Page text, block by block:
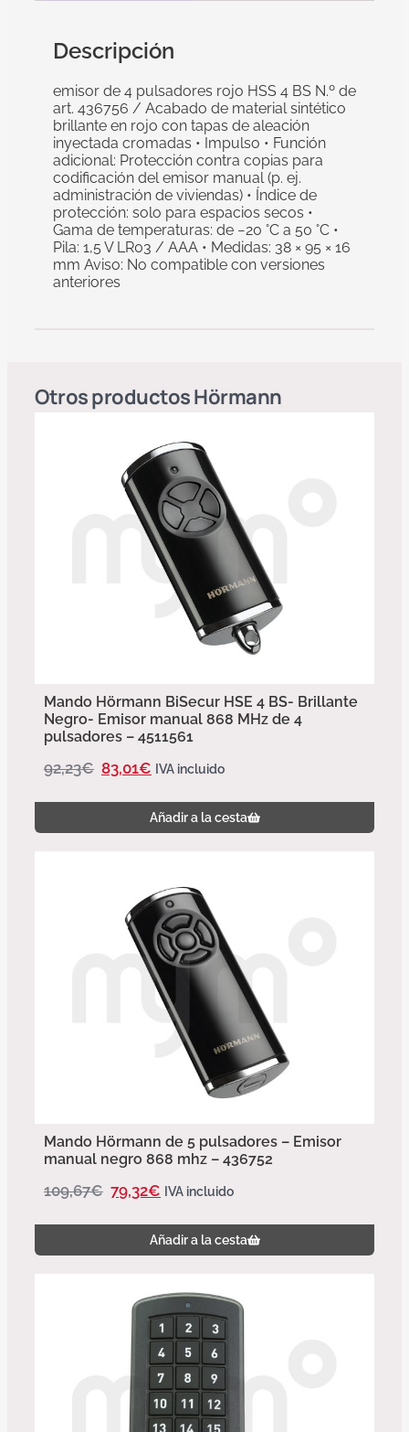
Descripción
emisor de 4 pulsadores rojo HSS 4 BS N.º de
art. 436756 / Acabado de material sintético
brillante en rojo con tapas de aleación
inyectada cromadas • Impulso • Función
adicional: Protección contra copias para
codificación del emisor manual (p. ej.
administración de viviendas) • Índice de
protección: solo para espacios secos •
Gama de temperaturas: de −20 °C a 50 °C •
Pila: 1,5 V LR03 / AAA • Medidas: 38 × 95 × 16
mm Aviso: No compatible con versiones
anteriores
Otros productosHörmann
Mando Hörmann BiSecur HSE 4 BS- Brillante
Negro- Emisor manual 868 MHz de 4
pulsadores – 4511561
92,23€ 83,01€ IVA incluido
Añadir a la cesta
Mando Hörmann de 5 pulsadores – Emisor
manual negro 868 mhz – 436752
109,67€ 79,32€ IVA incluido
Añadir a la cesta